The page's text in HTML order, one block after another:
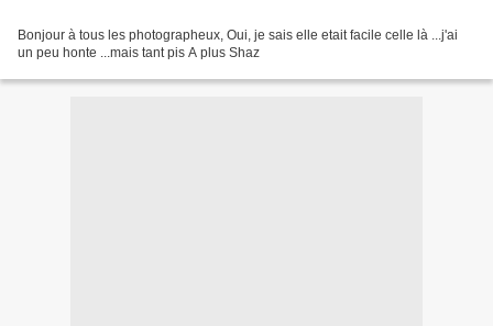
Bonjour à tous les photographeux, Oui, je sais elle etait facile celle là ...j'ai
un peu honte ...mais tant pis A plus Shaz